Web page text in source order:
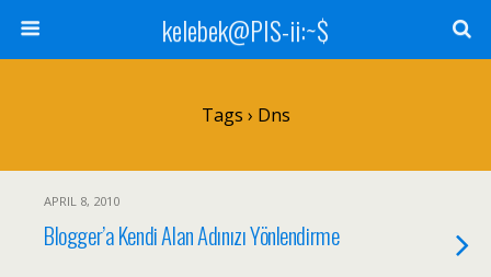
kelebek@PIS-ii:~$
Tags › Dns
APRIL 8, 2010
Blogger’a Kendi Alan Adınızı Yönlendirme